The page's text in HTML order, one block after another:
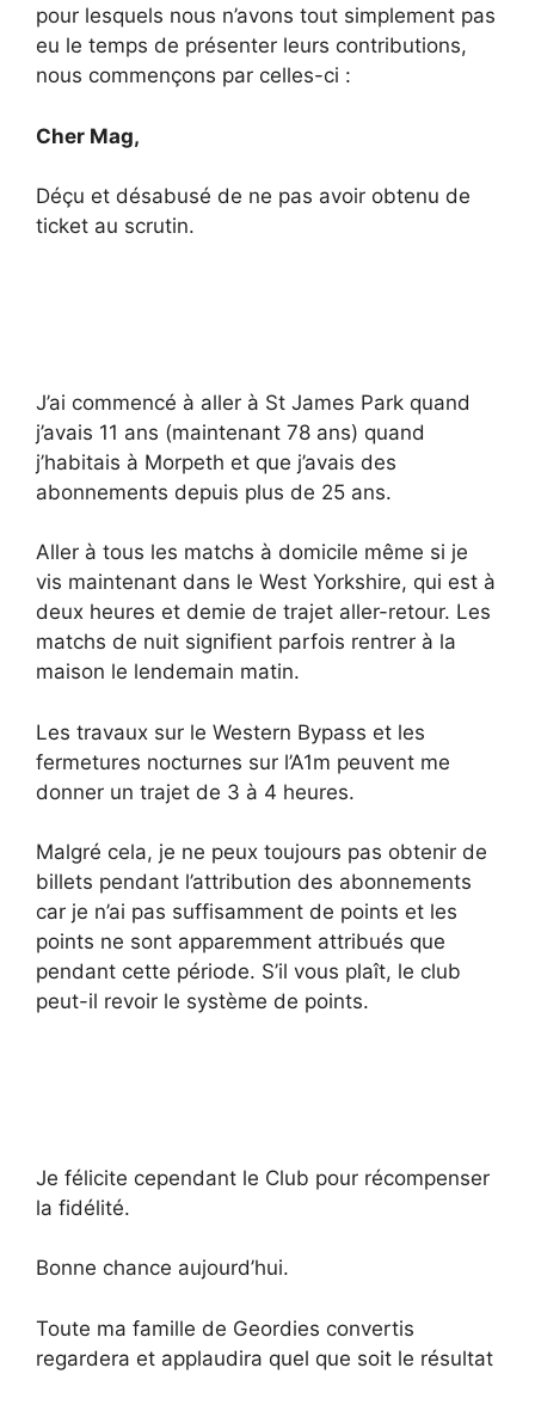
pour lesquels nous n’avons tout simplement pas
eu le temps de présenter leurs contributions,
nous commençons par celles-ci :
Cher Mag,
Déçu et désabusé de ne pas avoir obtenu de
ticket au scrutin.
J’ai commencé à aller à St James Park quand
j’avais 11 ans (maintenant 78 ans) quand
j’habitais à Morpeth et que j’avais des
abonnements depuis plus de 25 ans.
Aller à tous les matchs à domicile même si je
vis maintenant dans le West Yorkshire, qui est à
deux heures et demie de trajet aller-retour. Les
matchs de nuit signifient parfois rentrer à la
maison le lendemain matin.
Les travaux sur le Western Bypass et les
fermetures nocturnes sur l’A1m peuvent me
donner un trajet de 3 à 4 heures.
Malgré cela, je ne peux toujours pas obtenir de
billets pendant l’attribution des abonnements
car je n’ai pas suffisamment de points et les
points ne sont apparemment attribués que
pendant cette période. S’il vous plaît, le club
peut-il revoir le système de points.
Je félicite cependant le Club pour récompenser
la fidélité.
Bonne chance aujourd’hui.
Toute ma famille de Geordies convertis
regardera et applaudira quel que soit le résultat